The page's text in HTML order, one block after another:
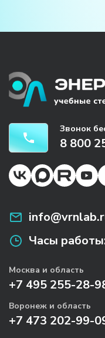
Звонок
8 800
Часы
Москва и область
+7 495 255-28-
Воронеж и область
+7 473 202-99-